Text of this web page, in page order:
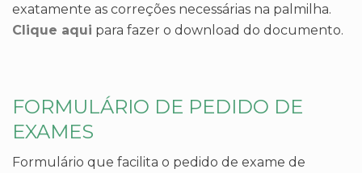
exatamente as correções necessárias na palmilha.
Clique aqui para fazer o download do documento.
FORMULÁRIO DE PEDIDO DE
EXAMES
Formulário que facilita o pedido de exame de